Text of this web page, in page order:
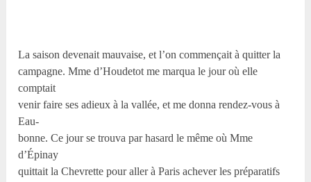
La saison devenait mauvaise, et l’on commençait à quitter la
campagne. Mme d’Houdetot me marqua le jour où elle
comptait
venir faire ses adieux à la vallée, et me donna rendez-vous à
Eau-
bonne. Ce jour se trouva par hasard le même où Mme
d’Épinay
quittait la Chevrette pour aller à Paris achever les préparatifs